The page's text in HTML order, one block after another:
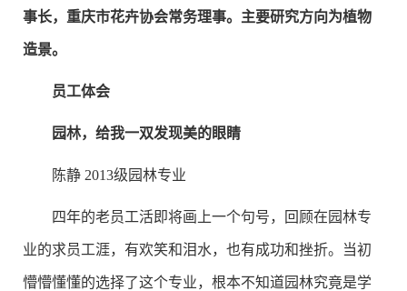
事长，重庆市花卉协会常务理事。主要研究方向为植物
造景。
员工体会
园林，给我一双发现美的眼睛
陈静 2013级园林专业
四年的老员工活即将画上一个句号，回顾在园林专
业的求员工涯，有欢笑和泪水，也有成功和挫折。当初
懵懵懂懂的选择了这个专业，根本不知道园林究竟是学